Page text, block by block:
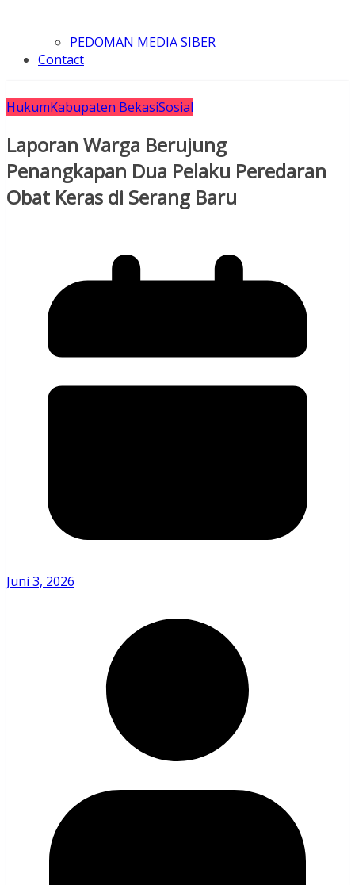
PEDOMAN MEDIA SIBER
Contact
HukumKabupaten BekasiSosial
Laporan Warga Berujung
Penangkapan Dua Pelaku Peredaran
Obat Keras di Serang Baru
Juni 3, 2026